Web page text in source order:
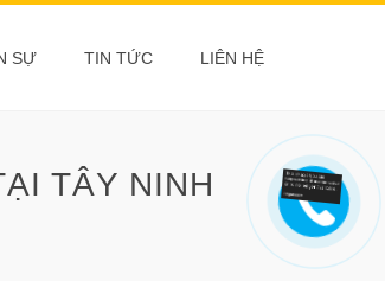
SỰ TIN TỨC LIÊN HỆ
TÂY NINH